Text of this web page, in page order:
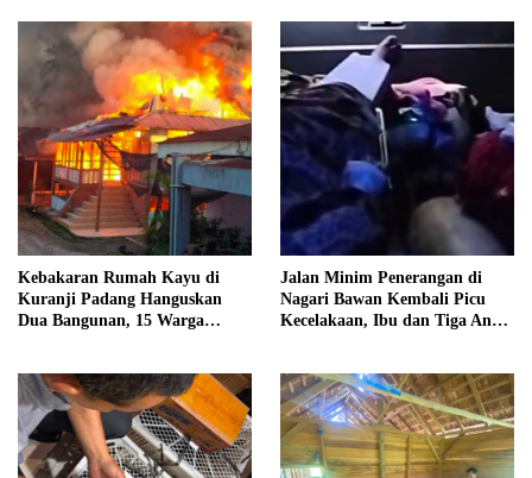
Kebakaran Rumah Kayu di
Kuranji Padang Hanguskan
Dua Bangunan, 15 Warga
Jalan Minim Penerangan di
Nagari Bawan Kembali Picu
Kecelakaan, Ibu dan Tiga Anak